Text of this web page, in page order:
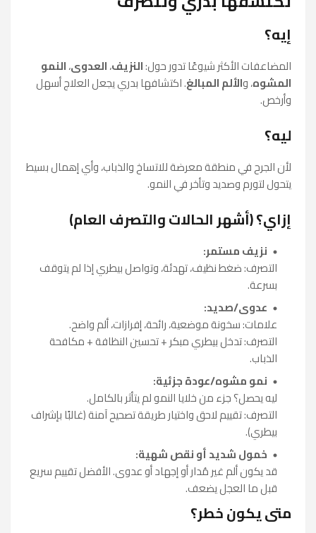
إيه؟
المضاعفات الأكثر شيوعًا تدور حول:النزيف،العدوى،النمو
المشوه، والألم المبالغ. اكتشافها بدري يجعل العلاج أسهل
وأرخص.
ليه؟
لأن الجرح في منطقة معرضة للاتساخ والذباب، وأي إهمال بسيط
يتحول لتورم وصديد وتأخر في النمو.
إزاي؟ (أشهر الحالات والتصرف العام)
نزيف مستمر:
التصرف: ضغط نظيف، تهدئة، وتواصل بيطري إذا لم يتوقف
بسرعة.
عدوى/صديد:
علامات: سخونة موضعية، رائحة، إفرازات، ألم واضح.
التصرف: تدخل بيطري مبكر + تحسين النظافة + مكافحة
الذباب.
نمو مشوه/عودة جزئية:
ليه يحصل؟ جزء من خلايا النمو لم يتأثر بالكامل.
التصرف: تقييم لاحق واختيار طريقة تصحيح آمنة (غالبًا بإشراف
بيطري).
خمول شديد أو نقص شهية:
قد يكون ألم غير مُدار أو إجهاد أو عدوى. الأفضل تقييم سريع
قبل ما العجل يضعف.
متى يكون خطر؟